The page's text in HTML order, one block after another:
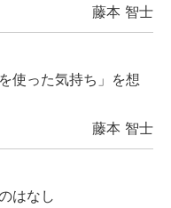
藤本 智士
使った気持ち」を想
藤本 智士
はなし